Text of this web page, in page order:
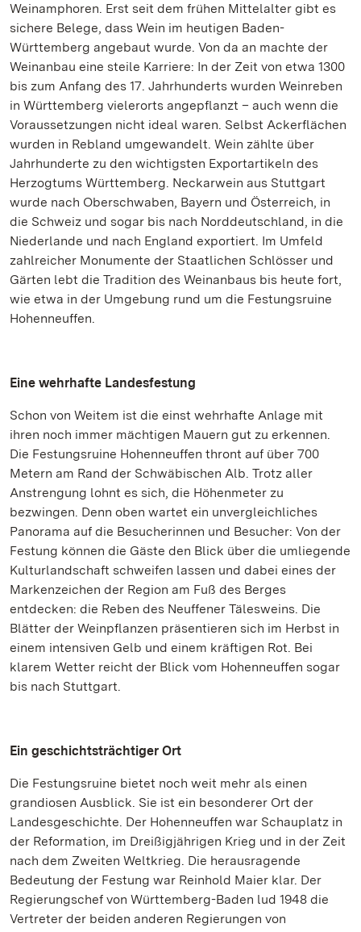
Weinamphoren. Erst seit dem frühen Mittelalter gibt es
sichere Belege, dass Wein im heutigen Baden-
Württemberg angebaut wurde. Von da an machte der
Weinanbau eine steile Karriere: In der Zeit von etwa 1300
bis zum Anfang des 17. Jahrhunderts wurden Weinreben
in Württemberg vielerorts angepflanzt – auch wenn die
Voraussetzungen nicht ideal waren. Selbst Ackerflächen
wurden in Rebland umgewandelt. Wein zählte über
Jahrhunderte zu den wichtigsten Exportartikeln des
Herzogtums Württemberg. Neckarwein aus Stuttgart
wurde nach Oberschwaben, Bayern und Österreich, in
die Schweiz und sogar bis nach Norddeutschland, in die
Niederlande und nach England exportiert. Im Umfeld
zahlreicher Monumente der Staatlichen Schlösser und
Gärten lebt die Tradition des Weinanbaus bis heute fort,
wie etwa in der Umgebung rund um die Festungsruine
Hohenneuffen.
Eine wehrhafte Landesfestung
Schon von Weitem ist die einst wehrhafte Anlage mit
ihren noch immer mächtigen Mauern gut zu erkennen.
Die Festungsruine Hohenneuffen thront auf über 700
Metern am Rand der Schwäbischen Alb. Trotz aller
Anstrengung lohnt es sich, die Höhenmeter zu
bezwingen. Denn oben wartet ein unvergleichliches
Panorama auf die Besucherinnen und Besucher: Von der
Festung können die Gäste den Blick über die umliegende
Kulturlandschaft schweifen lassen und dabei eines der
Markenzeichen der Region am Fuß des Berges
entdecken: die Reben des Neuffener Tälesweins. Die
Blätter der Weinpflanzen präsentieren sich im Herbst in
einem intensiven Gelb und einem kräftigen Rot. Bei
klarem Wetter reicht der Blick vom Hohenneuffen sogar
bis nach Stuttgart.
Ein geschichtsträchtiger Ort
Die Festungsruine bietet noch weit mehr als einen
grandiosen Ausblick. Sie ist ein besonderer Ort der
Landesgeschichte. Der Hohenneuffen war Schauplatz in
der Reformation, im Dreißigjährigen Krieg und in der Zeit
nach dem Zweiten Weltkrieg. Die herausragende
Bedeutung der Festung war Reinhold Maier klar. Der
Regierungschef von Württemberg-Baden lud 1948 die
Vertreter der beiden anderen Regierungen von